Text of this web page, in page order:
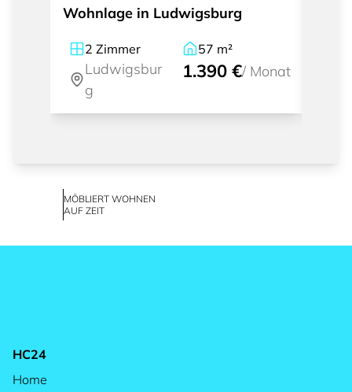
Wohnlage in Ludwigsburg
2 Zimmer
Ludwigsbur
g
57 m²
1.390 €/ Monat
MÖBLIERT WOHNEN
AUF ZEIT
HC24
Home